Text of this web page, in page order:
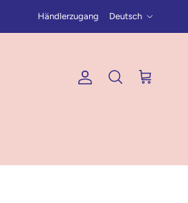
Händlerzugang Deutsch
KontoSuchen